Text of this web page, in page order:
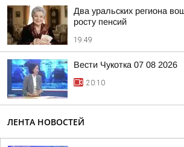
Два уральских региона
росту пенсий
19:49
Вести Чукотка 07 08 2026
20:10
ЛЕНТА НОВОСТЕЙ